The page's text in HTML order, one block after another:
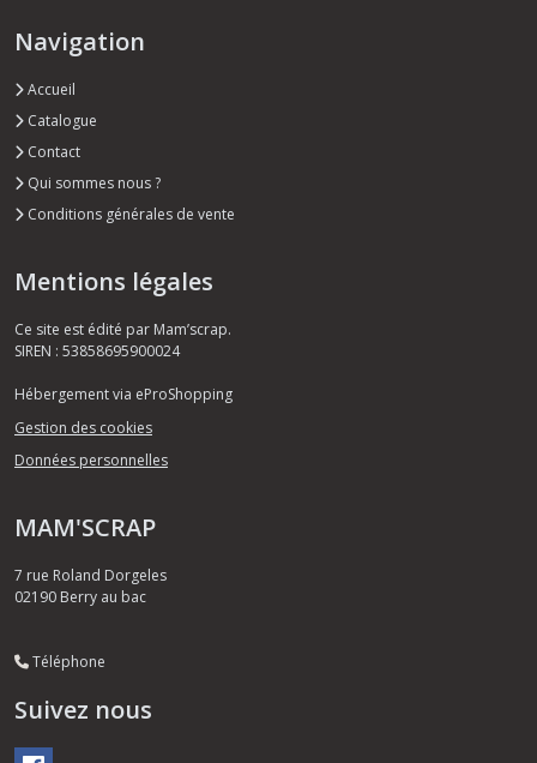
Navigation
Accueil
Catalogue
Contact
Qui sommes nous ?
Conditions générales de vente
Mentions légales
Ce site est édité par Mam’scrap.
SIREN : 53858695900024
Hébergement via eProShopping
Gestion des cookies
Données personnelles
MAM'SCRAP
7 rue Roland Dorgeles
02190 Berry au bac
Téléphone
Suivez nous